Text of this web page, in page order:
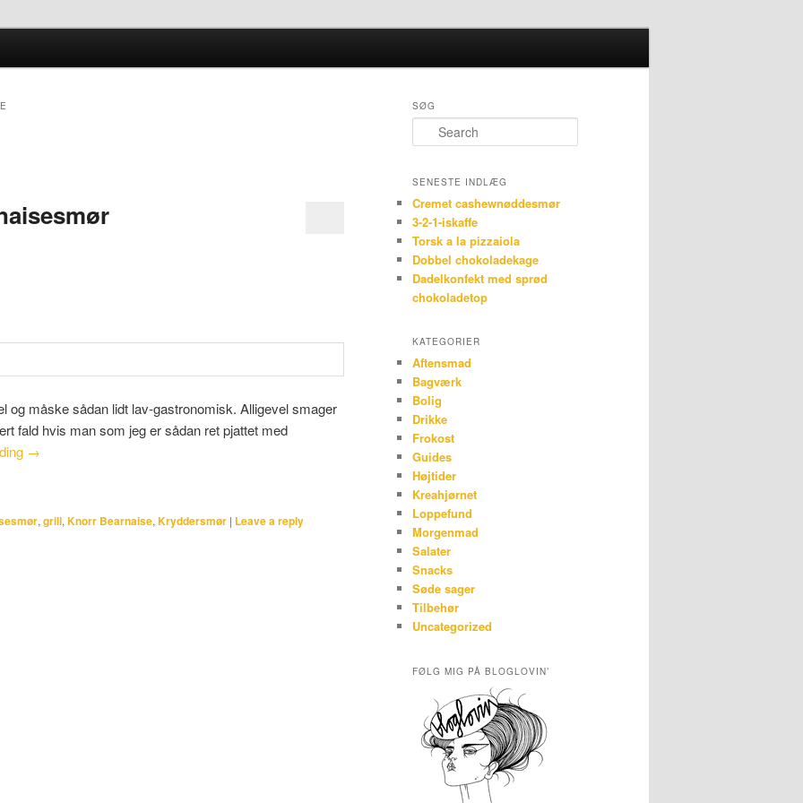
Search
og måske sådan lidt lav-gastronomisk. Alligevel smager
fald hvis man som jeg er sådan ret pjattet med
→
, grill, Knorr Bearnaise, Kryddersmør | Leave a reply
SØG
Search
SENESTE INDLÆG
Cremet cashewnøddesmør
3-2-1-iskaffe
Torsk a la pizzaiola
Dobbel chokoladekage
Dadelkonfekt med sprød
chokoladetop
KATEGORIER
Aftensmad
Bagværk
Bolig
Drikke
Frokost
Guides
Højtider
Kreahjørnet
Loppefund
Morgenmad
Salater
Snacks
Søde sager
Tilbehør
Uncategorized
FØLG MIG PÅ BLOGLOVIN’